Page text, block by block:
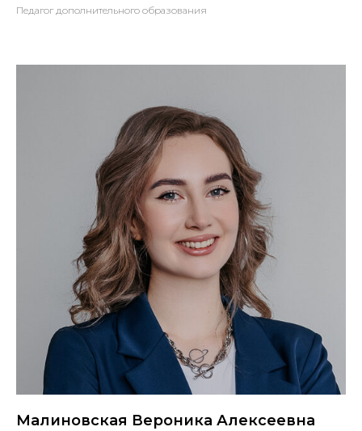
Педагог дополнительного образования
Малиновская Вероника Алексеевна